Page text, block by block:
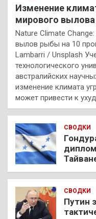
Изменение
мирового
Nature Climate
вылов рыбы на 10
Lambarri / Unsplash
технологического
австралийских
изменение климата
может привести к
СВОДКИ
СВОДКИ
Путин